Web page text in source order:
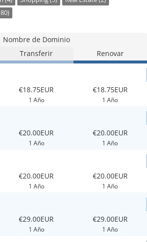
Nombre de Dominio
Transferir Renovar
€18.75EUR
1 Año
€18.75EUR
1 Año
€20.00EUR
1 Año
€20.00EUR
1 Año
€20.00EUR
1 Año
€20.00EUR
1 Año
€29.00EUR
1 Año
€29.00EUR
1 Año